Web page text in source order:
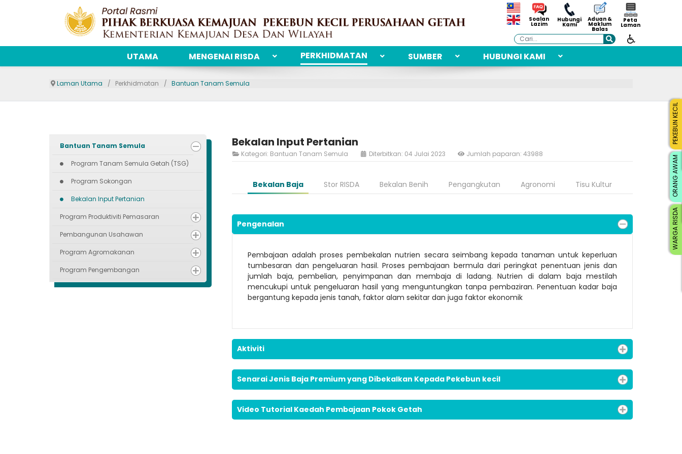
Soalan
Lazim
Hubungi
Kami
Aduan &
Maklum
Balas
Peta
Laman
Cari
UTAMA MENGENAI RISDA PERKHIDMATAN SUMBER HUBUNGI KAMI
Laman Utama Perkhidmatan Bantuan Tanam Semula
Bantuan Tanam Semula
Program Tanam Semula Getah (TSG)
Program Sokongan
Bekalan Input Pertanian
Program Produktiviti Pemasaran
Pembangunan Usahawan
Program Agromakanan
Program Pengembangan
Bekalan Input Pertanian
Kategori: Bantuan Tanam Semula Diterbitkan: 04 Julai 2023 Jumlah paparan: 43988
Bekalan Baja Stor RISDA Bekalan Benih Pengangkutan Agronomi Tisu Kultur
Pengenalan
Pembajaan adalah proses pembekalan nutrien secara seimbang kepada tanaman untuk keperluan
tumbesaran dan pengeluaran hasil. Proses pembajaan bermula dari peringkat penentuan jenis dan
jumlah baja, pembelian, penyimpanan dan membaja di ladang. Nutrien di dalam baja mestilah
mencukupi untuk pengeluaran hasil yang menguntungkan tanpa pembaziran. Penentuan kadar baja
bergantung kepada jenis tanah, faktor alam sekitar dan juga faktor ekonomik
Aktiviti
Senarai Jenis Baja Premium yang Dibekalkan Kepada Pekebun kecil
Video Tutorial Kaedah Pembajaan Pokok Getah
WARGA RISDA
ORANG AWAM
PEKEBUN KECIL